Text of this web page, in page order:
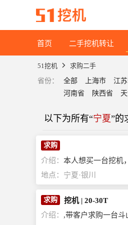
首页 二手挖机转让
51挖机
求购二手
省份： 全部 上海市 江
河南省
陕西省
以下为所有“宁夏”的
求购
介绍： 本人想买一台挖机
地点： 宁夏·银川
求购 挖机| 20-30T
介绍： ,带客户求购一台